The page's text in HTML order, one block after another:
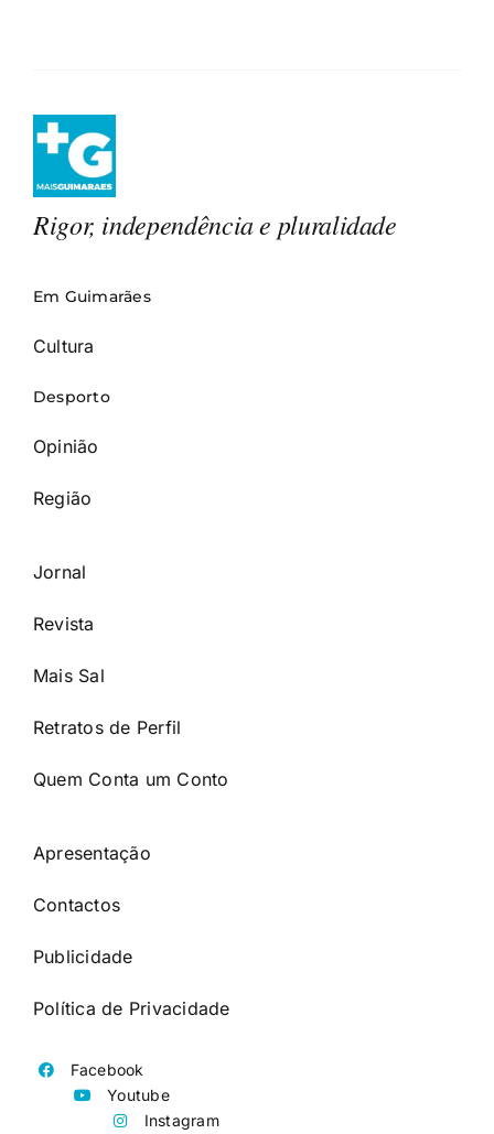
Rigor, independência e pluralidade
Em Guimarães
Cultura
Desporto
Opinião
Região
Jornal
Revista
Mais Sal
Retratos de Perfil
Quem Conta um Conto
Apresentação
Contactos
Publicidade
Política de Privacidade
Facebook
Youtube
Instagram